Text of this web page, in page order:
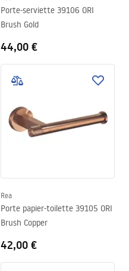
Porte-serviette 39106 ORI
Brush Gold
44,00 €
Rea
Porte papier-toilette 39105 ORI
Brush Copper
42,00 €